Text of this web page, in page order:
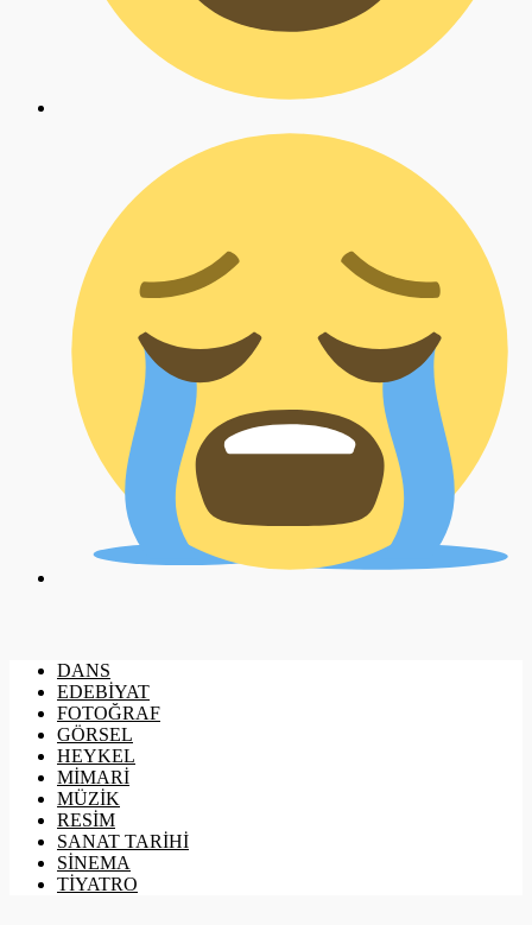
DANS
EDEBİYAT
FOTOĞRAF
GÖRSEL
HEYKEL
MİMARİ
MÜZİK
RESİM
SANAT TARİHİ
SİNEMA
TİYATRO